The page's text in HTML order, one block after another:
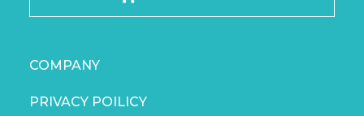
COMPANY
PRIVACY POILICY